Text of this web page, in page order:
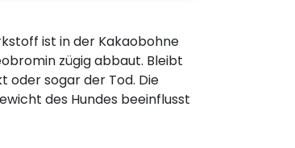
ist in der Kakaobohne
zügig abbaut. Bleibt
oder sogar der Tod. Die
des Hundes beeinflusst